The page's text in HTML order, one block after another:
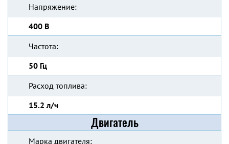
Напряжение:
400 В
Частота:
50 Гц
Расход топлива:
15.2 л/ч
Двигатель
Марка двигателя: